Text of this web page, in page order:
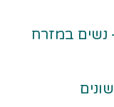
במזרח